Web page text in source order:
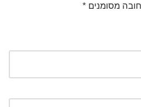
מסומנים *